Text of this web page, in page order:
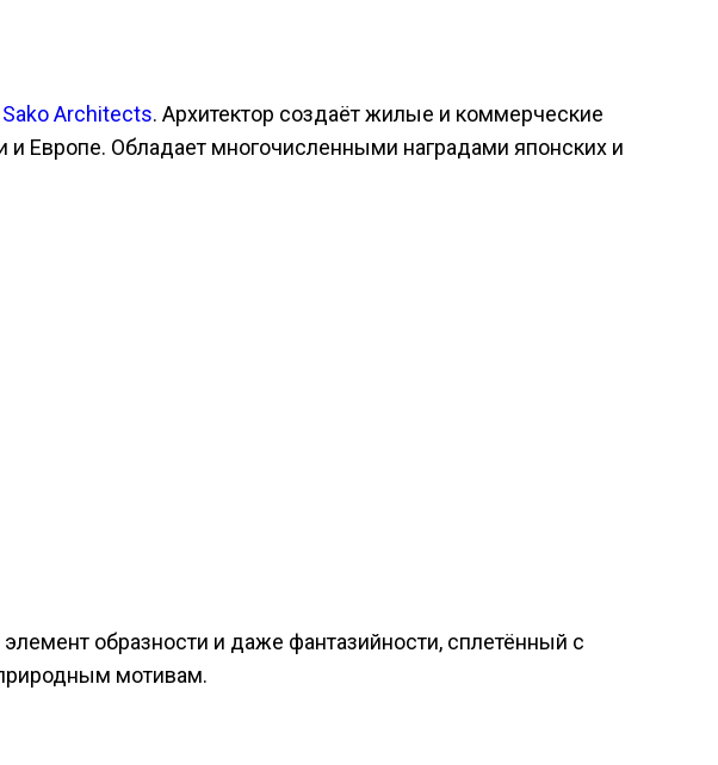
Sako Architects. Архитектор создаёт жилые и коммерческие
Европе. Обладает многочисленными наградами японских и
образности и даже фантазийности, сплетённый с
мотивам.